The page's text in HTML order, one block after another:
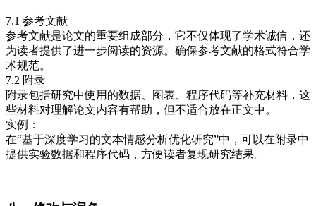
7.1 参考文献
参考文献是论文的重要组成部分，它不仅体现了学术诚信，还
为读者提供了进一步阅读的资源。确保参考文献的格式符合学
术规范。
7.2 附录
附录包括研究中使用的数据、图表、程序代码等补充材料，这
些材料对理解论文内容有帮助，但不适合放在正文中。
实例：
在“基于深度学习的文本情感分析优化研究”中，可以在附录中
提供实验数据和程序代码，方便读者复现研究结果。